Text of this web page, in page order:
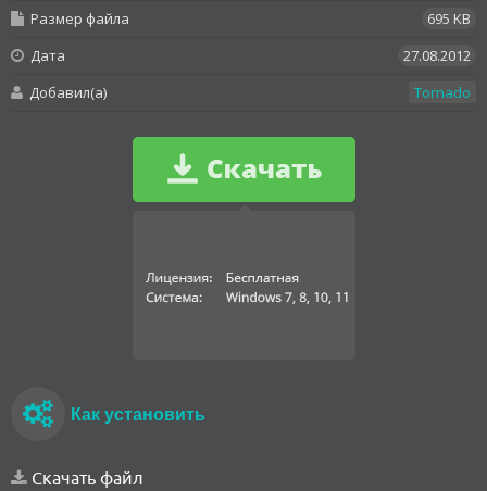
Размер файла
695 KB
Дата
27.08.2012
Добавил(а)
Tornado
Как установить
Скачать файл